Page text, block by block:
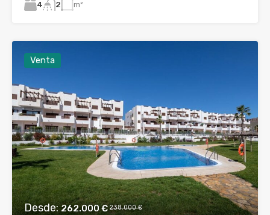
4 2 m²
Venta
Desde:262.000 € 238.000 €